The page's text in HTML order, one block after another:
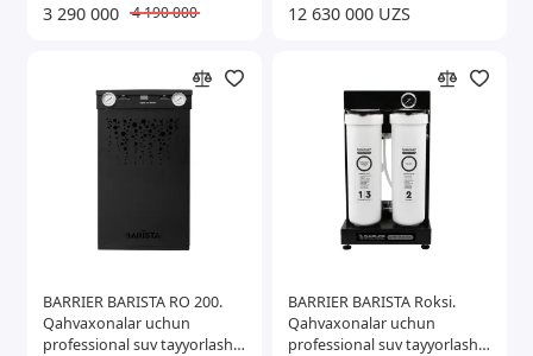
3 290 000 4 190 000 12 630 000 UZS
BARRIER BARISTA RO 200.
Qahvaxonalar uchun
professional suv tayyorlash
BARRIER BARISTA Roksi.
Qahvaxonalar uchun
professional suv tayyorlash